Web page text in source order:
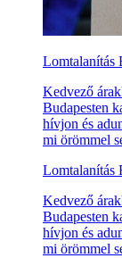
Lomtalanítás
Kedvező
Budapesten
hívjon és
mi örömmel
Lomtalanítás
Kedvező
Budapesten
hívjon és
mi örömmel